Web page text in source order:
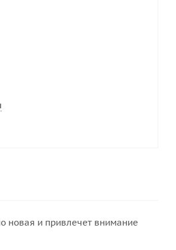
новая и привлечет внимание